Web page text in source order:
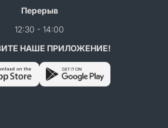
Перерыв
12:30 - 14:00
НАШЕ ПРИЛОЖЕНИЕ!